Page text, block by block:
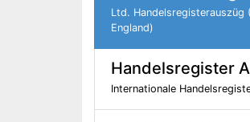
Ltd. Handelsregisterauszüg
England)
Handelsregister
Internationale